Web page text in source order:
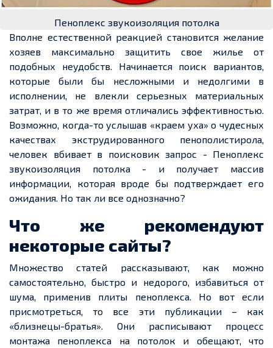
Пеноплекс звукоизоляция потолка
Вполне естественной реакцией становится желание
хозяев максимально защитить свое жилье от
подобных неудобств. Начинается поиск вариантов,
которые были бы несложными и недолгими в
исполнении, не влекли серьезных материальных
затрат, и в то же время отличались эффективностью.
Возможно, когда-то услышав «краем уха» о чудесных
качествах экструдированного пенополистирола,
человек вбивает в поисковик запрос - Пеноплекс
звукоизоляция потолка - и получает массив
информации, которая вроде бы подтверждает его
ожидания. Но так ли все однозначно?
Что же рекомендуют
некоторые сайты?
Множество статей рассказывают, как можно
самостоятельно, быстро и недорого, избавиться от
шума, применив плиты пеноплекса. Но вот если
присмотреться, то все эти публикации – как
«близнецы-братья». Они расписывают процесс
монтажа пеноплекса на потолок и обещают, что